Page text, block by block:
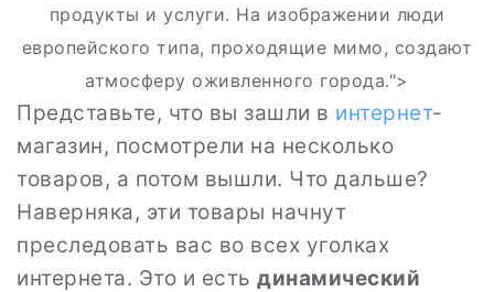
продукты и услуги. На изображении люди
европейского типа, проходящие мимо, создают
атмосферу оживленного города.">
Представьте, что вы зашли в интернет-
магазин, посмотрели на несколько
товаров, а потом вышли. Что дальше?
Наверняка, эти товары начнут
преследовать вас во всех уголках
интернета. Это и есть динамический